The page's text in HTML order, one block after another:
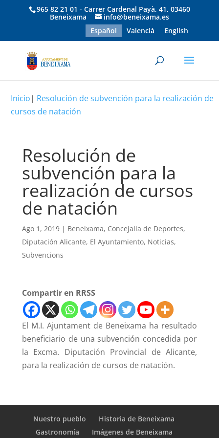
965 82 21 01 - Carrer Cardenal Payà, 41, 03460
Beneixama
info@beneixama.es
Español
Valencià English
Inicio| Resolución de subvención para la realización de
cursos de natación
Resolución de
subvención para la
realización de cursos
de natación
Ago 1, 2019| Beneixama, Concejalia de Deportes,
Diputación Alicante, El Ayuntamiento, Noticias,
Subvencions
Compartir en RRSS
El M.I. Ajuntament de Beneixama ha resultado
beneficiario de una subvención concedida por
la Excma. Diputación Provincial de Alicante,
para la realización de cursos de natación.
Nuestro pueblo
Historia de Beneixama
Gastronomía
Imágenes de Beneixama